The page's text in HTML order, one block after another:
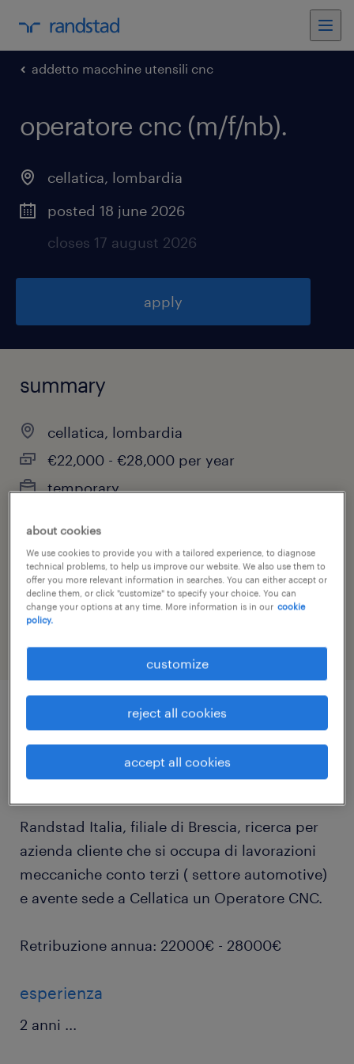
addetto macchine utensili cnc
operatore cnc (m/f/nb).
cellatica, lombardia
posted 18 june 2026
closes 17 august 2026
apply
summary
cellatica, lombardia
€22,000 - €28,000 per year
temporary
job category
other
job details
Randstad Italia, filiale di Brescia, ricerca per
azienda cliente che si occupa di lavorazioni
meccaniche conto terzi ( settore automotive)
e avente sede a Cellatica un Operatore CNC.
Retribuzione annua: 22000€ - 28000€
esperienza
2 anni ...
about cookies
We use cookies to provide you with a tailored experience, to diagnose
technical problems, to help us improve our website. We also use them to
offer you more relevant information in searches. You can either accept or
decline them, or click "customize" to specify your choice. You can
change your options at any time. More information is in our cookie
policy.
customize
reject all cookies
accept all cookies